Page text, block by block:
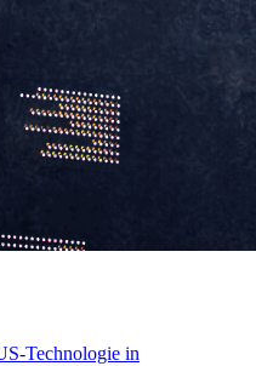
Technologie in